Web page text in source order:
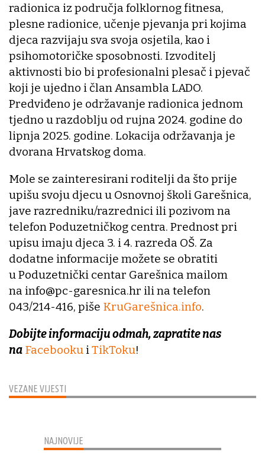
VEZANE VIJESTI
radionica iz područja folklornog fitnesa,
plesne radionice, učenje pjevanja pri kojima
djeca razvijaju sva svoja osjetila, kao i
psihomotoričke sposobnosti. Izvoditelj
aktivnosti bio bi profesionalni plesač i pjevač
koji je ujedno i član Ansambla LADO.
Predviđeno je održavanje radionica jednom
tjedno u razdoblju od rujna 2024. godine do
lipnja 2025. godine. Lokacija održavanja je
dvorana Hrvatskog doma.
Mole se zainteresirani roditelji da što prije
upišu svoju djecu u Osnovnoj školi Garešnica,
jave razredniku/razrednici ili pozivom na
telefon Poduzetničkog centra. Prednost pri
upisu imaju djeca 3. i 4. razreda OŠ. Za
dodatne informacije možete se obratiti
u Poduzetnički centar Garešnica mailom
na info@pc-garesnica.hr ili na telefon
043/214-416, piše KruGarešnica.info.
Dobijte informaciju odmah, zapratite nas
na FacebookuiTikToku!
NAJNOVIJE